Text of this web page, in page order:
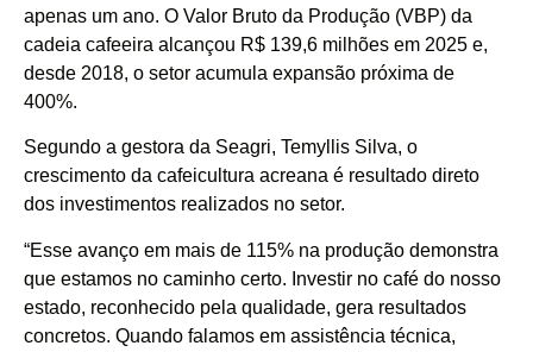
apenas um ano. O Valor Bruto da Produção (VBP) da
cadeia cafeeira alcançou R$ 139,6 milhões em 2025 e,
desde 2018, o setor acumula expansão próxima de
400%.
Segundo a gestora da Seagri, Temyllis Silva, o
crescimento da cafeicultura acreana é resultado direto
dos investimentos realizados no setor.
“Esse avanço em mais de 115% na produção demonstra
que estamos no caminho certo. Investir no café do nosso
estado, reconhecido pela qualidade, gera resultados
concretos. Quando falamos em assistência técnica,